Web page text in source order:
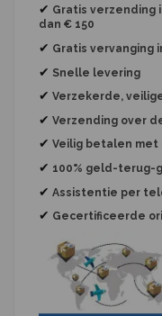
✔ Gratis verzending
dan € 150
✔ Gratis vervanging
✔ Snelle levering
✔ Verzekerde,
✔ Verzending over
✔ Veilig betalen met
✔ 100% geld-terug-
✔ Assistentie per
✔ Gecertificeerde